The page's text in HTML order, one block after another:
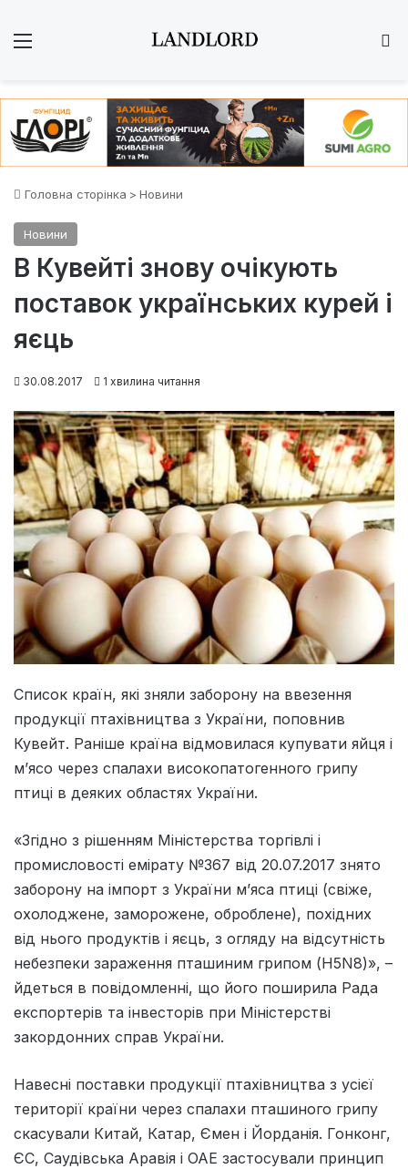
Головна сторінка > Новини
Новини
В Кувейті знову очікують
поставок українських курей і
яєць
30.08.2017 1 хвилина читання
Список країн, які зняли заборону на ввезення
продукції птахівництва з України, поповнив
Кувейт. Раніше країна відмовилася купувати яйця і
м’ясо через спалахи високопатогенного грипу
птиці в деяких областях України.
«Згідно з рішенням Міністерства торгівлі і
промисловості емірату №367 від 20.07.2017 знято
заборону на імпорт з України м’яса птиці (свіже,
охолоджене, заморожене, оброблене), похідних
від нього продуктів і яєць, з огляду на відсутність
небезпеки зараження пташиним грипом (H5N8)», –
йдеться в повідомленні, що його поширила Рада
експортерів та інвесторів при Міністерстві
закордонних справ України.
Навесні поставки продукції птахівництва з усієї
території країни через спалахи пташиного грипу
скасували Китай, Катар, Ємен і Йорданія. Гонконг,
ЄС, Саудівська Аравія і ОАЕ застосували принцип